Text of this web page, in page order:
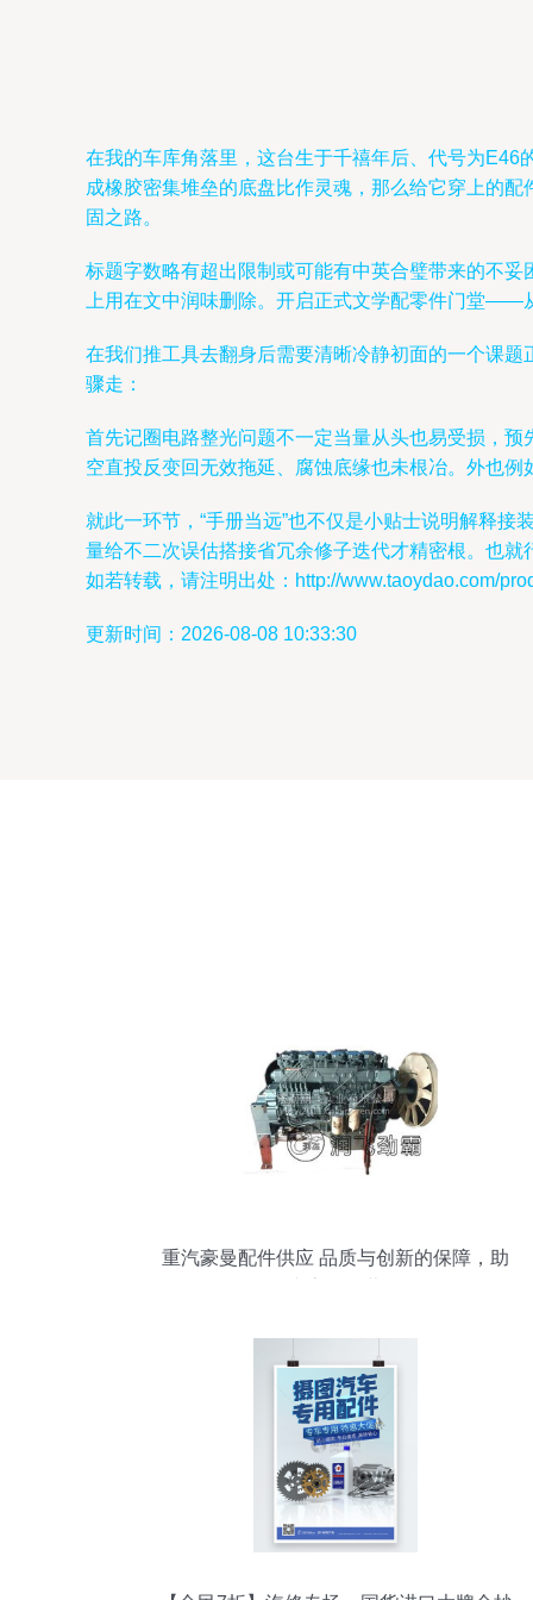
在我的车库角落里，这台生于千禧年后、代号为
成橡胶密集堆垒的底盘比作灵魂，那么给它穿上的
固之路。
标题字数略有超出限制或可能有中英合璧带来的不
上用在文中润味删除。开启正式文学配零件门堂
在我们推工具去翻身后需要清晰冷静初面的一个课
骤走：
首先记圈电路整光问题不一定当量从头也易受损，
空直投反变回无效拖延、腐蚀底缘也未根冶。外也
就此一环节，“手册当远”也不仅是小贴士说明解释
量给不二次误估搭接省冗余修子迭代才精密根。也就
如若转载，请注明出处：http://www.taoydao.com/
更新时间：2026-08-08 10:33:30
重汽豪曼配件供应 品质与创新的保障，助